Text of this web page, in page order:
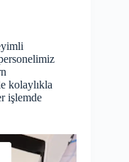
kolaylıkla
işlemde